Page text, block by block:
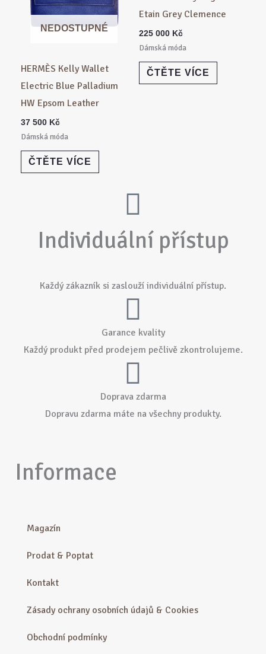
NEDOSTUPNÉ
HERMÈS Kelly Wallet
Electric Blue Palladium
HW Epsom Leather
37 500 Kč
Dámská móda
ČTĚTE VÍCE
Etain Grey Clemence
225 000 Kč
Dámská móda
ČTĚTE VÍCE
Individuální přístup
Každý zákazník si zaslouží individuální přístup.
Garance kvality
Každý produkt před prodejem pečlivě zkontrolujeme.
Doprava zdarma
Dopravu zdarma máte na všechny produkty.
Informace
Magazín
Prodat & Poptat
Kontakt
Zásady ochrany osobních údajů & Cookies
Obchodní podmínky